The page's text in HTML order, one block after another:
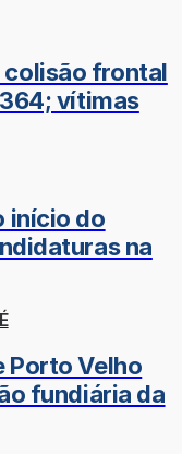
colisão frontal
vítimas
início do
na
Porto Velho
fundiária da